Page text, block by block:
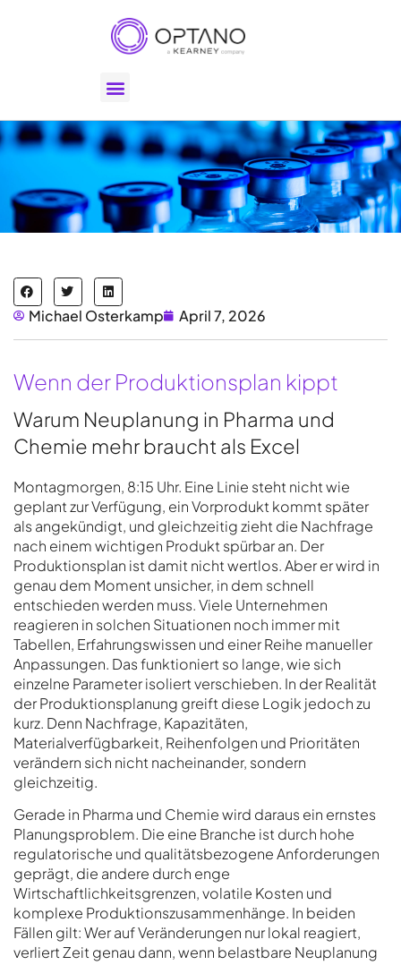
Michael Osterkamp April 7, 2026
Wenn der Produktionsplan kippt
Warum Neuplanung in Pharma und
Chemie mehr braucht als Excel
Montagmorgen, 8:15 Uhr. Eine Linie steht nicht wie
geplant zur Verfügung, ein Vorprodukt kommt später
als angekündigt, und gleichzeitig zieht die Nachfrage
nach einem wichtigen Produkt spürbar an. Der
Produktionsplan ist damit nicht wertlos. Aber er wird in
genau dem Moment unsicher, in dem schnell
entschieden werden muss. Viele Unternehmen
reagieren in solchen Situationen noch immer mit
Tabellen, Erfahrungswissen und einer Reihe manueller
Anpassungen. Das funktioniert so lange, wie sich
einzelne Parameter isoliert verschieben. In der Realität
der Produktionsplanung greift diese Logik jedoch zu
kurz. Denn Nachfrage, Kapazitäten,
Materialverfügbarkeit, Reihenfolgen und Prioritäten
verändern sich nicht nacheinander, sondern
gleichzeitig.
Gerade in Pharma und Chemie wird daraus ein ernstes
Planungsproblem. Die eine Branche ist durch hohe
regulatorische und qualitätsbezogene Anforderungen
geprägt, die andere durch enge
Wirtschaftlichkeitsgrenzen, volatile Kosten und
komplexe Produktionszusammenhänge. In beiden
Fällen gilt: Wer auf Veränderungen nur lokal reagiert,
verliert Zeit genau dann, wenn belastbare Neuplanung